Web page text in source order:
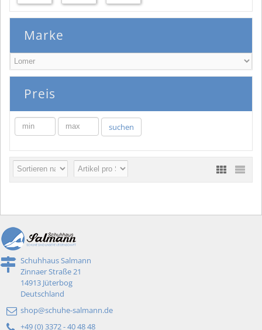
Marke
Preis
min max suchen
Schuhhaus Salmann
Zinnaer Straße 21
14913 Jüterbog
Deutschland
shop@schuhe-salmann.de
+49 (0) 3372 - 40 48 48